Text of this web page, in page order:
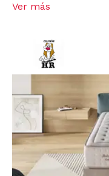
Ver más